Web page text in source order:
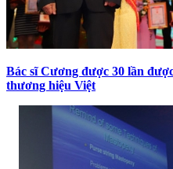
Bác sĩ Cương được 30 lần
thương hiệu Việt